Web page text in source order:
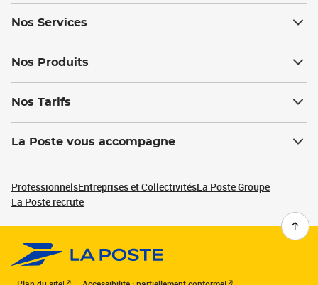
Nos Services
Nos Produits
Nos Tarifs
La Poste vous accompagne
ProfessionnelsEntreprises et CollectivitésLa Poste Groupe
La Poste recrute